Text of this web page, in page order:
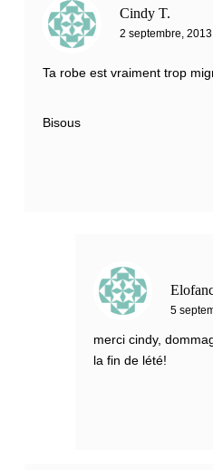
Cindy T.
2 septembre, 2013
Ta robe est vraiment trop
Bisous
5
merci cindy,
la fin de lété!